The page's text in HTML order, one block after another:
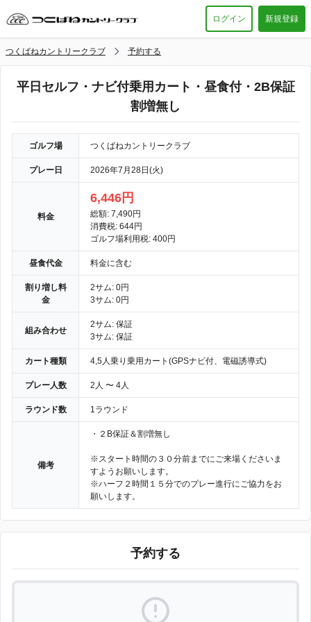
ログイン 新規登録
つくばねカントリークラブ 予約する
平日セルフ・ナビ付乗用カート・昼食付・2B保証
割増無し
ゴルフ場 つくばねカントリークラブ
プレー日 2026年7月28日(火)
料金
6,446円
総額: 7,490円
消費税: 644円
ゴルフ場利用税: 400円
昼食代金 料金に含む
割り増し料
金
2サム: 0円
3サム: 0円
組み合わせ
2サム: 保証
3サム: 保証
カート種類 4,5人乗り乗用カート(GPSナビ付、電磁誘導式)
プレー人数 2人 〜 4人
ラウンド数 1ラウンド
備考
・２B保証＆割増無し
※スタート時間の３０分前までにご来場くださいま
すようお願いします。
※ハーフ２時間１５分でのプレー進行にご協力をお
願いします。
予約する